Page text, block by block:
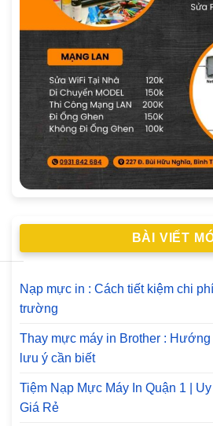
BÀI VIẾT
Nạp mực in : Cách tiết kiệm chi
trường
Thay mực máy in Brother :
lưu ý cần biết
Tiệm Nạp Mực Máy In Quận 1 |
Giá Rẻ